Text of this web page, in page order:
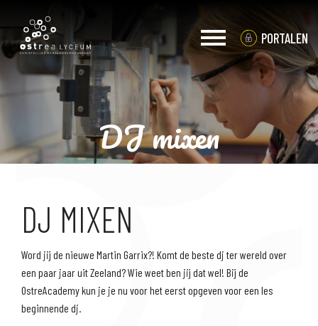
PORTALEN
DJ mixen
DJ MIXEN
Word jij de nieuwe Martin Garrix?! Komt de beste dj ter wereld over
een paar jaar uit Zeeland? Wie weet ben jij dat wel! Bij de
OstreAcademy kun je je nu voor het eerst opgeven voor een les
beginnende dj.